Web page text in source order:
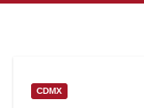
CDMX